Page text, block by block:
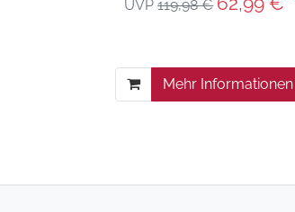
UVP119,98 €
Mehr Informationen